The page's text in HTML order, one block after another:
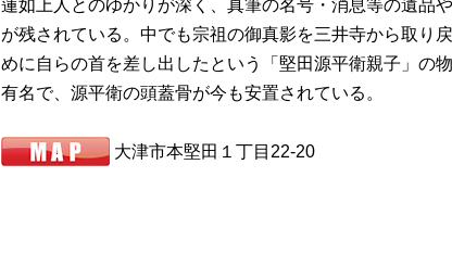
蓮如上人とのゆかりが深く、真筆の名号・消息等の遺品
が残されている。中でも宗祖の御真影を三井寺から取り
めに自らの首を差し出したという「堅田源平衛親子」の
有名で、源平衛の頭蓋骨が今も安置されている。
大津市本堅田１丁目22-20